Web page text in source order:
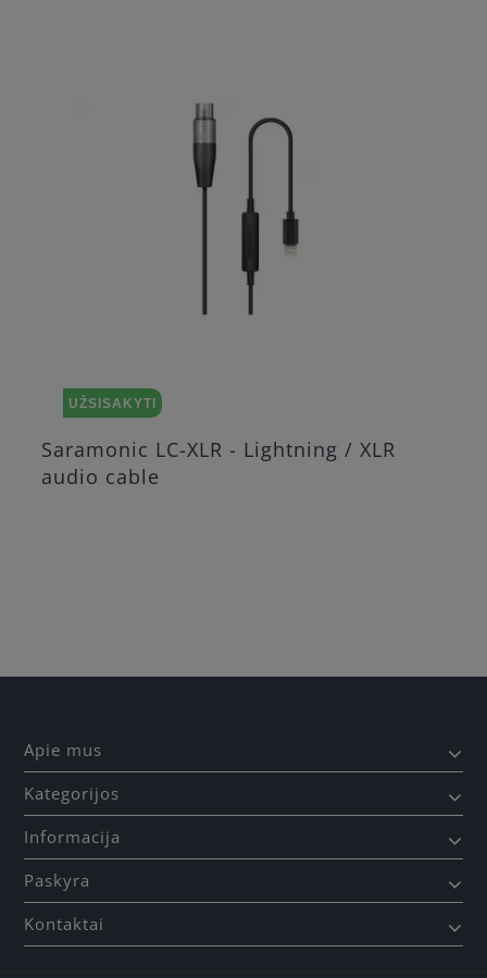
UŽSISAKYTI
Saramonic LC-XLR - Lightning / XLR
audio cable
Apie mus
Kategorijos
Informacija
Paskyra
Kontaktai